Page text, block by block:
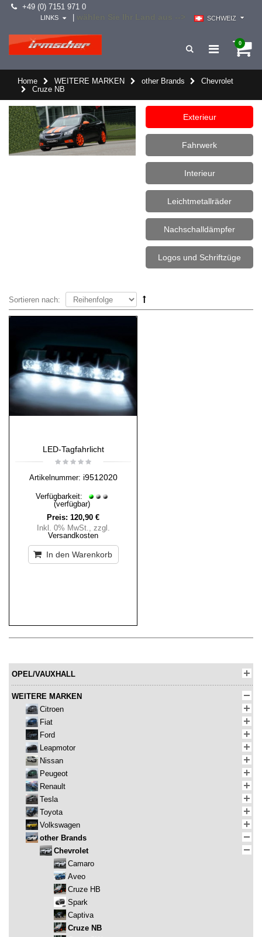
+49 (0) 7151 971 0
SCHWEIZ
LINKS
0
Home WEITERE MARKEN other Brands
Chevrolet
Cruze NB
Exterieur
Fahrwerk
Interieur
Leichtmetallräder
Nachschalldämpfer
Logos und Schriftzüge
Sortieren nach:
LED-Tagfahrlicht
Artikelnummer: i9512020
Verfügbarkeit:
(verfügbar)
Preis: 120,90 €
Inkl. 0% MwSt., zzgl.
Versandkosten
In den Warenkorb
OPEL/VAUXHALL
WEITERE MARKEN
Citroen
Fiat
Ford
Leapmotor
Nissan
Peugeot
Renault
Tesla
Toyota
Volkswagen
other Brands
Chevrolet
Camaro
Aveo
Cruze HB
Spark
Captiva
Cruze NB